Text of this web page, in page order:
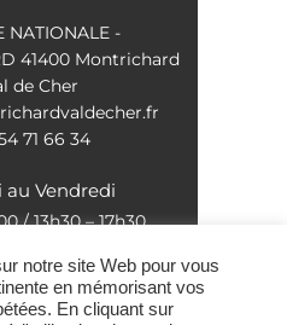
NATIONALE -
41400 Montrichard
de Cher
71 66 34
au Vendredi
/ 13h30 – 17h30
notre site Web pour vous
en mémorisant vos
En cliquant sur